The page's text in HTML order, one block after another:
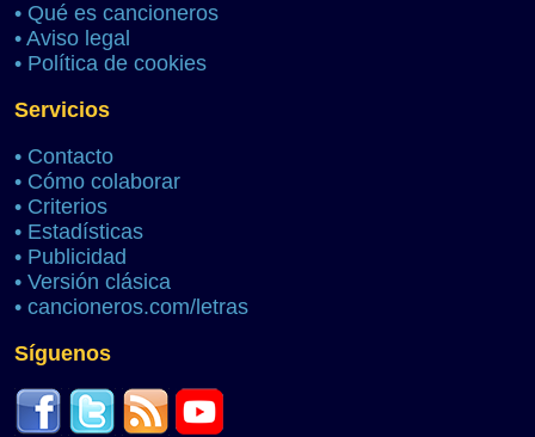
• Qué es cancioneros
• Aviso legal
• Política de cookies
Servicios
• Contacto
• Cómo colaborar
• Criterios
• Estadísticas
• Publicidad
• Versión clásica
• cancioneros.com/letras
Síguenos